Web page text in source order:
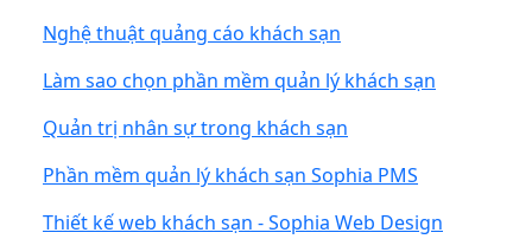
Nghệ thuật quảng cáo khách sạn
Làm sao chọn phần mềm quản lý khách sạn
Quản trị nhân sự trong khách sạn
Phần mềm quản lý khách sạn Sophia PMS
Thiết kế web khách sạn - Sophia Web Design